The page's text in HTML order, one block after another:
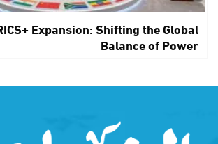
Expansion: Shifting the Global
Balance of Power